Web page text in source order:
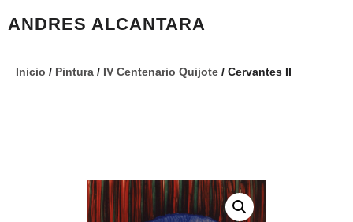
ANDRES ALCANTARA
Inicio / Pintura / IV Centenario Quijote / Cervantes II